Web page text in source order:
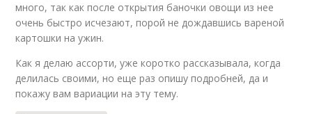
много, так как после открытия баночки овощи из нее
очень быстро исчезают, порой не дождавшись вареной
картошки на ужин.
Как я делаю ассорти, уже коротко рассказывала, когда
делилась своими, но еще раз опишу подробней, да и
покажу вам вариации на эту тему.